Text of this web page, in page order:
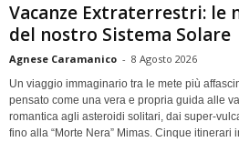
Vacanze Extraterrestri:
del nostro Sistema Solare
Agnese Caramanico - 8 Agosto 2026
Un viaggio immaginario tra le mete più
pensato come una vera e propria guida alle
romantica agli asteroidi solitari, dai super-
fino alla “Morte Nera” Mimas. Cinque itinerari